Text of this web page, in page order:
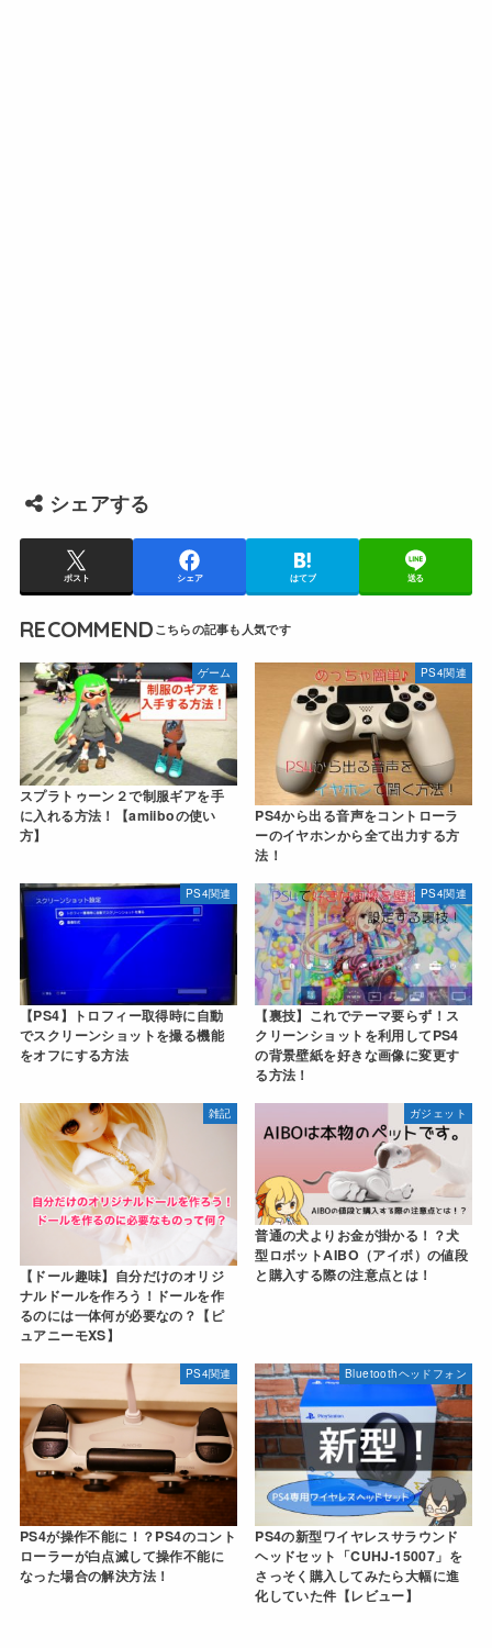
シェアする
ポスト シェア はてブ 送る
RECOMMEND
ゲーム
スプラトゥーン２で制服ギアを手
に入れる方法！【amiiboの使い
方】
PS4関連
PS4から出る音声をコントローラ
ーのイヤホンから全て出力する方
法！
PS4関連
【PS4】トロフィー取得時に自動
でスクリーンショットを撮る機能
をオフにする方法
PS4関連
【裏技】これでテーマ要らず！ス
クリーンショットを利用してPS4
の背景壁紙を好きな画像に変更す
る方法！
雑記
【ドール趣味】自分だけのオリジ
ナルドールを作ろう！ドールを作
るのには一体何が必要なの？【ピ
ュアニーモXS】
ガジェット
普通の犬よりお金が掛かる！？犬
型ロボットAIBO（アイボ）の値段
と購入する際の注意点とは！
PS4関連
PS4が操作不能に！？PS4のコント
ローラーが白点滅して操作不能に
なった場合の解決方法！
Bluetoothヘッドフォン
PS4の新型ワイヤレスサラウンド
ヘッドセット「CUHJ-15007」を
さっそく購入してみたら大幅に進
化していた件【レビュー】